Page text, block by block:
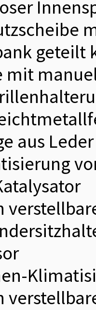
geteilt
mit
aus